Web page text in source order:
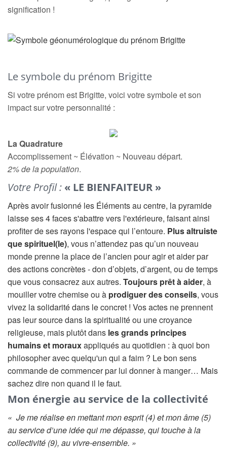
signification !
Le symbole du prénom Brigitte
Si votre prénom est Brigitte, voici votre symbole et son
impact sur votre personnalité :
La Quadrature
Accomplissement ~ Élévation ~ Nouveau départ.
2% de la population.
Votre Profil : « LE BIENFAITEUR »
Après avoir fusionné les Éléments au centre, la pyramide
laisse ses 4 faces s'abattre vers l'extérieure, faisant ainsi
profiter de ses rayons l'espace qui l’entoure. Plus altruiste
que spirituel(le), vous n’attendez pas qu’un nouveau
monde prenne la place de l’ancien pour agir et aider par
des actions concrètes - don d’objets, d’argent, ou de temps
que vous consacrez aux autres. Toujours prêt à aider, à
mouiller votre chemise ou à prodiguer des conseils, vous
vivez la solidarité dans le concret ! Vos actes ne prennent
pas leur source dans la spiritualité ou une croyance
religieuse, mais plutôt dans les grands principes
humains et morauxappliqués au quotidien : à quoi bon
philosopher avec quelqu'un qui a faim ? Le bon sens
commande de commencer par lui donner à manger… Mais
sachez dire non quand il le faut.
Mon énergie au service de la collectivité
« Je me réalise en mettant mon esprit (4) et mon âme (5)
au service d’une idée qui me dépasse, qui touche à la
collectivité (9), au vivre-ensemble. »